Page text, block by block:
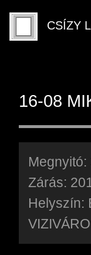
CSÍZY
16-08
Zárás:
Helyszín: